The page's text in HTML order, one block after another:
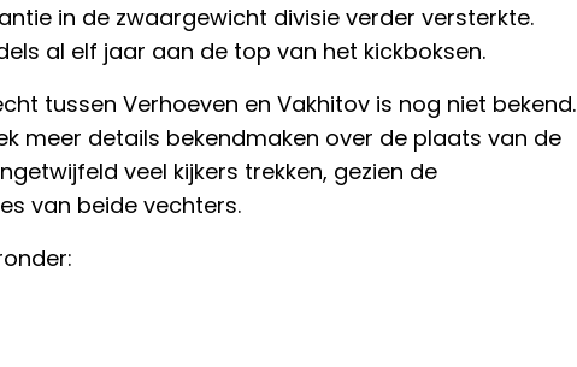
in de zwaargewicht divisie verder versterkte.
al elf jaar aan de top van het kickboksen.
tussen Verhoeven en Vakhitov is nog niet bekend.
meer details bekendmaken over de plaats van de
veel kijkers trekken, gezien de
van beide vechters.